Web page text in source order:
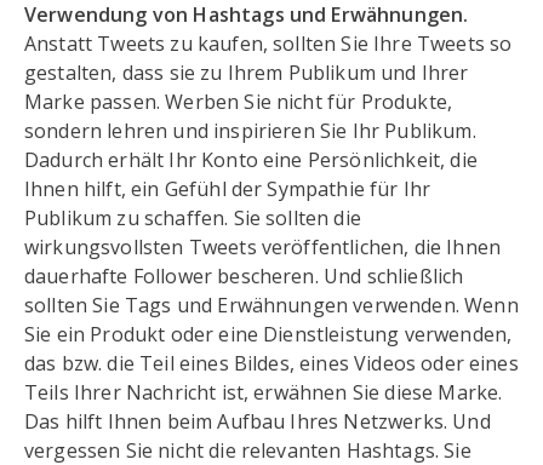
Verwendung von Hashtags und Erwähnungen.
Anstatt Tweets zu kaufen, sollten Sie Ihre Tweets so
gestalten, dass sie zu Ihrem Publikum und Ihrer
Marke passen. Werben Sie nicht für Produkte,
sondern lehren und inspirieren Sie Ihr Publikum.
Dadurch erhält Ihr Konto eine Persönlichkeit, die
Ihnen hilft, ein Gefühl der Sympathie für Ihr
Publikum zu schaffen. Sie sollten die
wirkungsvollsten Tweets veröffentlichen, die Ihnen
dauerhafte Follower bescheren. Und schließlich
sollten Sie Tags und Erwähnungen verwenden. Wenn
Sie ein Produkt oder eine Dienstleistung verwenden,
das bzw. die Teil eines Bildes, eines Videos oder eines
Teils Ihrer Nachricht ist, erwähnen Sie diese Marke.
Das hilft Ihnen beim Aufbau Ihres Netzwerks. Und
vergessen Sie nicht die relevanten Hashtags. Sie